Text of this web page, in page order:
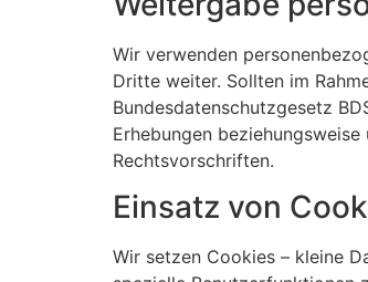
Wir verwenden
Dritte weiter. Sollten im
Bundesdatenschutzgesetz
Erhebungen
Rechtsvorschriften.
Einsatz von
Wir setzen Cookies – kleine